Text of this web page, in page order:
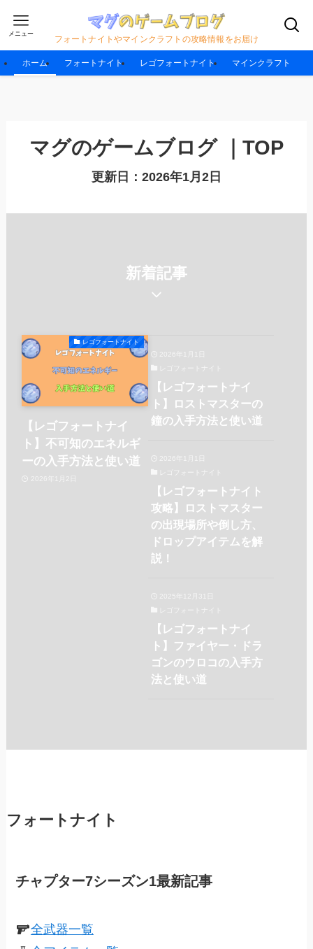
フォートナイトやマインクラフトの攻略情報をお届け
メニュー
ホーム フォートナイト レゴフォートナイト マインクラフト
マグのゲームブログ ｜TOP
更新日：2026年1月2日
新着記事
レゴフォートナイト
【レゴフォートナイ
ト】不可知のエネルギ
ーの入手方法と使い道
2026年1月2日
2026年1月1日
【レゴフォートナイ
ト】ロストマスターの
鐘の入手方法と使い道
2026年1月1日
【レゴフォートナイト
攻略】ロストマスター
の出現場所や倒し方、
ドロップアイテムを解
説！
2025年12月31日
【レゴフォートナイ
ト】ファイヤー・ドラ
ゴンのウロコの入手方
法と使い道
フォートナイト
チャプター7シーズン1最新記事
全武器一覧